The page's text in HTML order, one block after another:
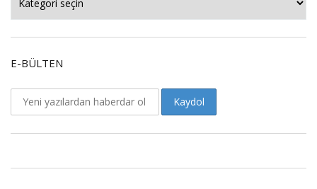
E-BÜLTEN